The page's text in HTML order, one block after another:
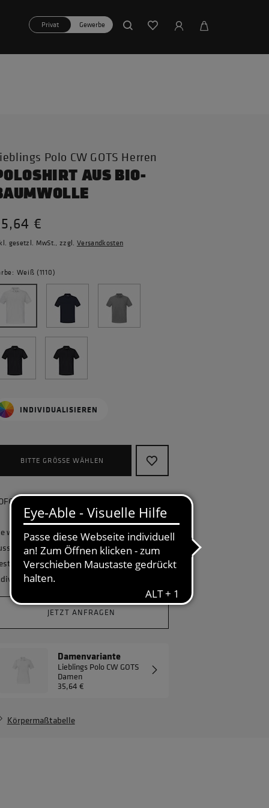
Privat Gewerbe
Polo CW GOTS Herren
AUS BIO-
€
gesetzl. MwSt., zzgl. Versandkosten
Weiß (1110)
INDIVIDUALISIEREN
BITTE GRÖSSE WÄHLEN
lieferbar, kostenlose Retoure
wollen Ihr Unternehmen ganzheitlich
und benötigen eine größere
Gerne erstellen wir Ihnen ein
Angebot.
JETZT ANFRAGEN
Damenvariante
Lieblings Polo CW GOTS
Damen
35,64 €
Körpermaßtabelle